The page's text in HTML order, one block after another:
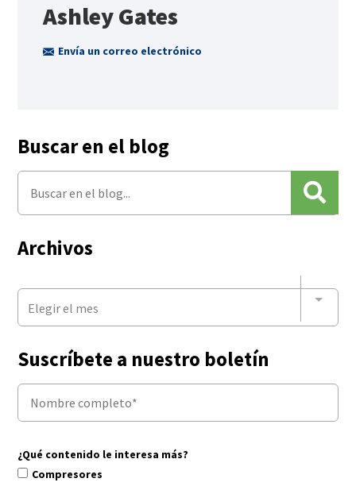
Ashley Gates
Envía un correo electrónico
Buscar en el blog
Archivos
Elegir el mes
Suscríbete a nuestro boletín
¿Qué contenido le interesa más?
Compresores